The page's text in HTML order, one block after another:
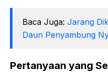
Baca Juga: Jarang
Daun Penyambung
Pertanyaan yang